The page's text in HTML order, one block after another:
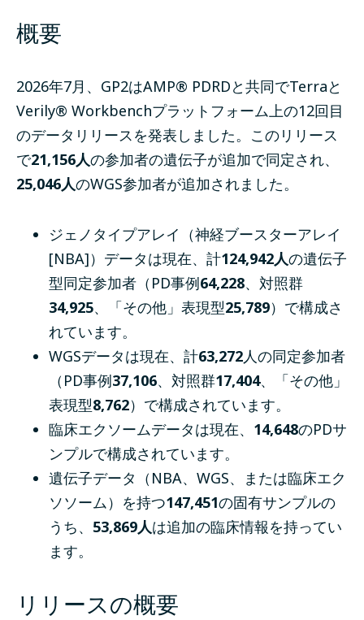
概要
2026年7月、GP2はAMP® PDRDと共同でTerraと
Verily® Workbenchプラットフォーム上の12回目
のデータリリースを発表しました。 このリリース
で21,156人の参加者の遺伝子が追加で同定され、
25,046人のWGS参加者が追加されました。
ジェノタイプアレイ（神経ブースターアレイ
[NBA]）データは現在、計124,942人の遺伝子
型同定参加者（PD事例64,228、対照群
34,925、「その他」表現型25,789）で構成さ
れています。
WGSデータは現在、計63,272人の同定参加者
（PD事例37,106、対照群17,404、「その他」
表現型8,762）で構成されています。
臨床エクソームデータは現在、 14,648のPDサ
ンプルで構成されています。
遺伝子データ（NBA、WGS、または臨床エク
ソソーム）を持つ147,451の固有サンプルの
うち、 53,869人は追加の臨床情報を持ってい
ます。
リリースの概要